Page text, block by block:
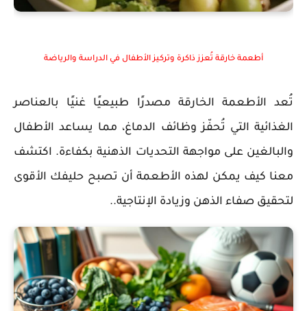
أطعمة خارقة تُعزز ذاكرة وتركيز الأطفال في الدراسة والرياضة
تُعد الأطعمة الخارقة مصدرًا طبيعيًا غنيًا بالعناصر
الغذائية التي تُحفّز وظائف الدماغ، مما يساعد الأطفال
والبالغين على مواجهة التحديات الذهنية بكفاءة. اكتشف
معنا كيف يمكن لهذه الأطعمة أن تصبح حليفك الأقوى
لتحقيق صفاء الذهن وزيادة الإنتاجية..